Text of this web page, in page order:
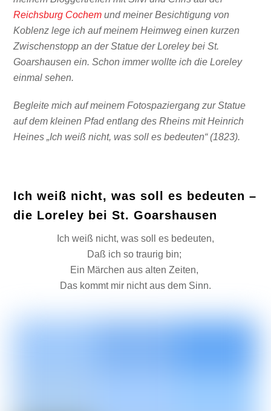
Reichsburg Cochem und meiner Besichtigung von
Koblenz lege ich auf meinem Heimweg einen kurzen
Zwischenstopp an der Statue der Loreley bei St.
Goarshausen ein. Schon immer wollte ich die Loreley
einmal sehen.
Begleite mich auf meinem Fotospaziergang zur Statue
auf dem kleinen Pfad entlang des Rheins mit Heinrich
Heines „Ich weiß nicht, was soll es bedeuten“ (1823).
Ich weiß nicht, was soll es bedeuten –
die Loreley bei St. Goarshausen
Ich weiß nicht, was soll es bedeuten,
Daß ich so traurig bin;
Ein Märchen aus alten Zeiten,
Das kommt mir nicht aus dem Sinn.